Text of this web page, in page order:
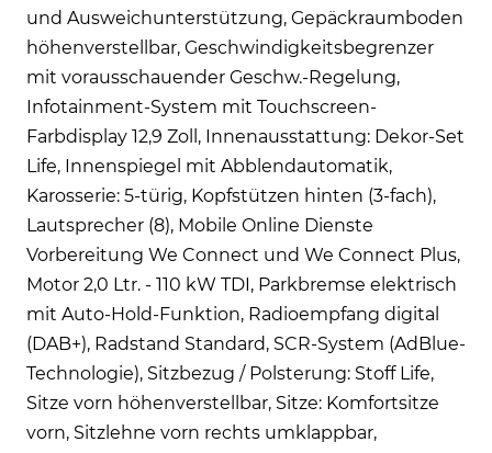
und Ausweichunterstützung, Gepäckraumboden
höhenverstellbar, Geschwindigkeitsbegrenzer
mit vorausschauender Geschw.-Regelung,
Infotainment-System mit Touchscreen-
Farbdisplay 12,9 Zoll, Innenausstattung: Dekor-Set
Life, Innenspiegel mit Abblendautomatik,
Karosserie: 5-türig, Kopfstützen hinten (3-fach),
Lautsprecher (8), Mobile Online Dienste
Vorbereitung We Connect und We Connect Plus,
Motor 2,0 Ltr. - 110 kW TDI, Parkbremse elektrisch
mit Auto-Hold-Funktion, Radioempfang digital
(DAB+), Radstand Standard, SCR-System (AdBlue-
Technologie), Sitzbezug / Polsterung: Stoff Life,
Sitze vorn höhenverstellbar, Sitze: Komfortsitze
vorn, Sitzlehne vorn rechts umklappbar,